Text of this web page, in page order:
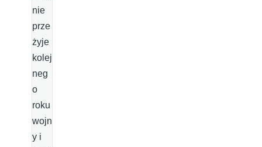
nie
prze
żyje
kolej
neg
o
roku
wojn
y i